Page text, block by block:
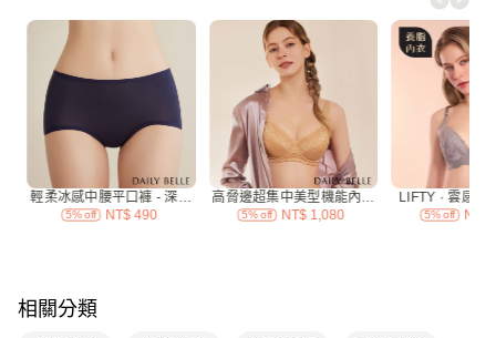
7-11付款取貨
每筆NT$70，滿NT$3,000(含以上)免運費
付款後7-11取貨
每筆NT$70，滿NT$3,000(含以上)免運費
宅配
每筆NT$120，滿NT$3,000(含以上)免運費
海外
相關分類